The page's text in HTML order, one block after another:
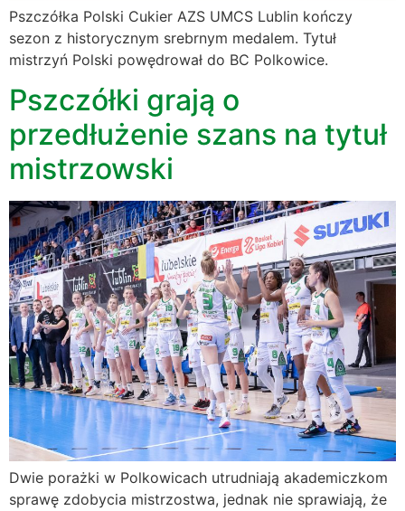
Pszczółka Polski Cukier AZS UMCS Lublin kończy
sezon z historycznym srebrnym medalem. Tytuł
mistrzyń Polski powędrował do BC Polkowice.
Pszczółki grają o
przedłużenie szans na tytuł
mistrzowski
Dwie porażki w Polkowicach utrudniają akademiczkom
sprawę zdobycia mistrzostwa, jednak nie sprawiają, że